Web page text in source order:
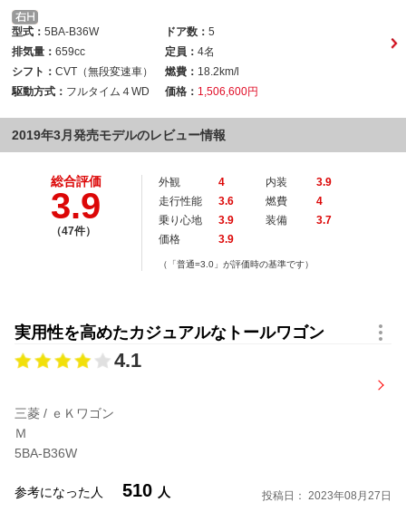
型式： 5BA-B36W ドア数： 5
排気量： 659cc 定員： 4名
シフト： CVT（無段変速車） 燃費： 18.2km/l
駆動方式： フルタイム４WD 価格： 1,506,600円
2019年3月発売モデルのレビュー情報
総合評価
3.9
（47件）
外観 4 内装
3.9
走行性能
3.6 燃費
4
乗り心地
3.9 装備
3.7
価格
3.9
（「普通=3.0」が評価時の基準です）
実用性を高めたカジュアルなトールワゴン
4.1
三菱 / ｅＫワゴン
Ｍ
5BA-B36W
参考になった人 510 人 投稿日： 2023年08月27日